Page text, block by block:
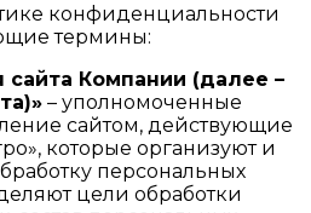
конфиденциальности
термины:
Компании (далее –
– уполномоченные
сайтом, действующие
которые организуют и
персональных
цели обработки